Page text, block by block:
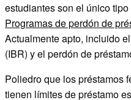
estudiantes son el único
Programas de perdón de
Actualmente apto, incluido
(IBR) y el perdón de
Poliedro que los préstamos
tienen límites de préstamo